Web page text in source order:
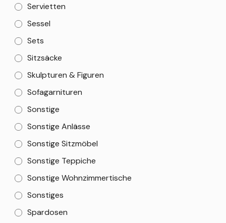
Servietten
Sessel
Sets
Sitzsäcke
Skulpturen & Figuren
Sofagarnituren
Sonstige
Sonstige Anlässe
Sonstige Sitzmöbel
Sonstige Teppiche
Sonstige Wohnzimmertische
Sonstiges
Spardosen